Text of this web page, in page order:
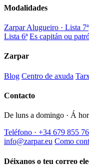
Modalidades
Zarpar Alugueiro · Lista 7ª
Lista 6ª Es capitán ou
Zarpar
Blog Centro de axuda
Contacto
De luns a domingo · Á
Teléfono · +34 679 855
info@zarpar.eu Como
Déixanos o teu correo